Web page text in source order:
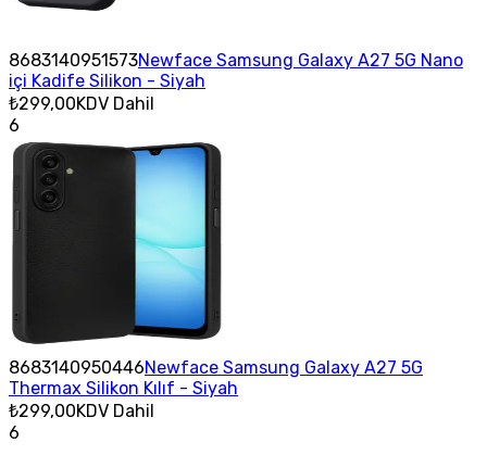
8683140951573Newface Samsung Galaxy A27 5G Nano
içi Kadife Silikon - Siyah
₺299,00KDV Dahil
6
8683140950446Newface Samsung Galaxy A27 5G
Thermax Silikon Kılıf - Siyah
₺299,00KDV Dahil
6